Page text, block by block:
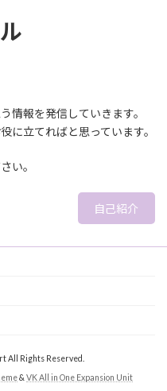
情報を発信していきます。
に立てればと思っています。
い。
自己紹介
All Rights Reserved.
& VK All in One Expansion Unit